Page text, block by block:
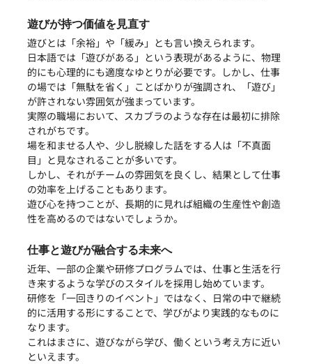
遊びが持つ価値を見直す
遊びとは「余裕」や「緩み」とも言い換えられます。
日本語では「遊びがある」という表現があるように、物理
的にも心理的にも適度なゆとりが必要です。しかし、仕事
の場では「無駄を省く」ことばかりが強調され、「遊び」
が許されない雰囲気が強まっています。
実際の職場において、スカブラのような存在は最初に排除
されがちです。
場を和ませる人や、少し脱線した話をする人は「不真面
目」と見なされることが多いです。
しかし、それがチームの雰囲気を良くし、結果として仕事
の効率を上げることもあります。
遊び心を持つことが、長期的に見れば組織の生産性や創造
性を高めるのではないでしょうか。
仕事と遊びが融合する未来へ
近年、一部の企業や研修プログラムでは、仕事と生活を行
き来するような学びのスタイルを採用し始めています。
研修を「一回きりのイベント」ではなく、日常の中で継続
的に活用する形にすることで、学びがより実践的なものに
なります。
これはまさに、遊びながら学び、働くという考え方に近い
といえます。